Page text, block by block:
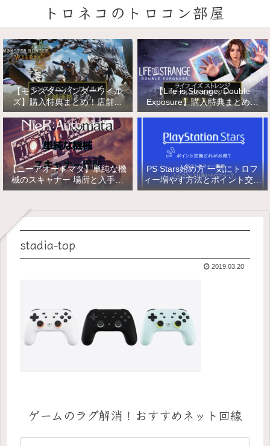
トロネコのトロコン部屋
【モンスターハンターワイル
ズ】購入特典まとめ！店舗特
典・店舗価格比較！
【Life is Strange: Double
Exposure】購入特典まとめ！
店舗特典・店舗価格比較！ライ
スポージャー
【ニーアオートマタ】単純な機
械のスキャナー 場所と入手方
法/複雑な機械と精巧な機械の
PS Stars始め方 一気にトロフ
ィー増やす方法とポイント交換
【PlayStation Stars】
stadia-top
2019.03.20
ゲームのラグ解消！おすすめネット回線